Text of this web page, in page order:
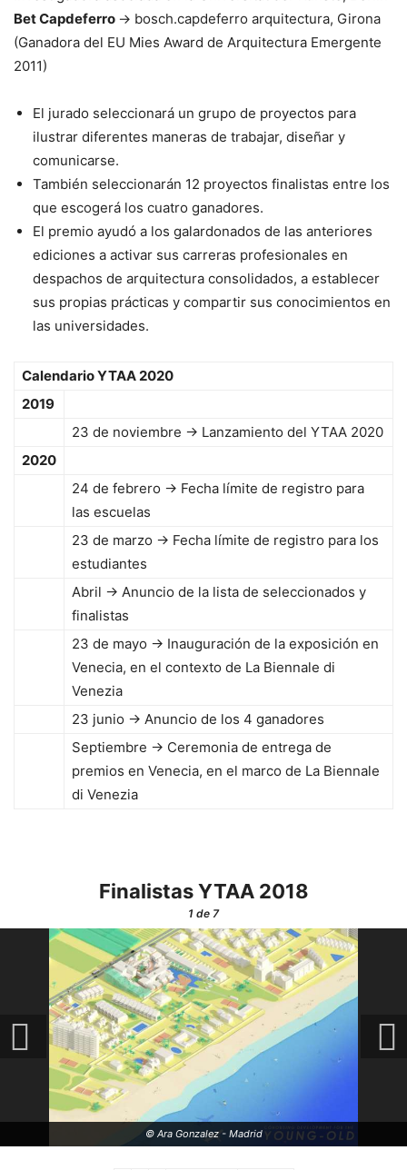
Bet Capdeferro → bosch.capdeferro arquitectura, Girona
(Ganadora del EU Mies Award de Arquitectura Emergente
2011)
El jurado seleccionará un grupo de proyectos para
ilustrar diferentes maneras de trabajar, diseñar y
comunicarse.
También seleccionarán 12 proyectos finalistas entre los
que escogerá los cuatro ganadores.
El premio ayudó a los galardonados de las anteriores
ediciones a activar sus carreras profesionales en
despachos de arquitectura consolidados, a establecer
sus propias prácticas y compartir sus conocimientos en
las universidades.
Calendario YTAA 2020
2019
23 de noviembre → Lanzamiento del YTAA 2020
2020
24 de febrero → Fecha límite de registro para
las escuelas
23 de marzo → Fecha límite de registro para los
estudiantes
Abril → Anuncio de la lista de seleccionados y
finalistas
23 de mayo → Inauguración de la exposición en
Venecia, en el contexto de La Biennale di
Venezia
23 junio → Anuncio de los 4 ganadores
Septiembre → Ceremonia de entrega de
premios en Venecia, en el marco de La Biennale
di Venezia
Finalistas YTAA 2018
1 de 7
© Ara Gonzalez - Madrid